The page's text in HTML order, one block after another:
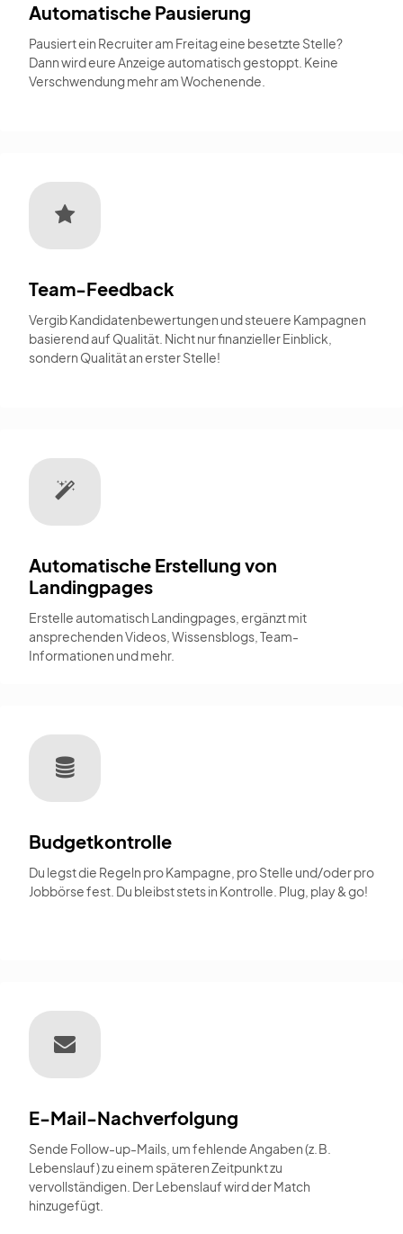
Automatische Pausierung
Pausiert ein Recruiter am Freitag eine besetzte Stelle?
Dann wird eure Anzeige automatisch gestoppt. Keine
Verschwendung mehr am Wochenende.
Team-Feedback
Vergib Kandidatenbewertungen und steuere Kampagnen
basierend auf Qualität. Nicht nur finanzieller Einblick,
sondern Qualität an erster Stelle!
Automatische Erstellung von
Landingpages
Erstelle automatisch Landingpages, ergänzt mit
ansprechenden Videos, Wissensblogs, Team-
Informationen und mehr.
Budgetkontrolle
Du legst die Regeln pro Kampagne, pro Stelle und/oder pro
Jobbörse fest. Du bleibst stets in Kontrolle. Plug, play & go!
E-Mail-Nachverfolgung
Sende Follow-up-Mails, um fehlende Angaben (z. B.
Lebenslauf) zu einem späteren Zeitpunkt zu
vervollständigen. Der Lebenslauf wird der Match
hinzugefügt.